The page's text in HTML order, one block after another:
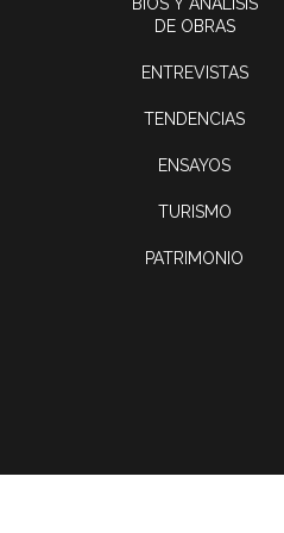
DE OBRAS
ENTREVISTAS
TENDENCIAS
ENSAYOS
TURISMO
PATRIMONIO